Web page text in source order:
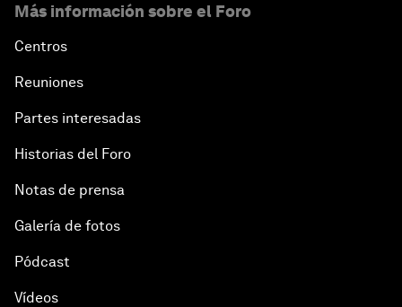
Más información sobre el Foro
Centros
Reuniones
Partes interesadas
Historias del Foro
Notas de prensa
Galería de fotos
Pódcast
Vídeos